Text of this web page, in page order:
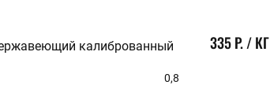
калиброванный
0,8
335 Р. / КГ